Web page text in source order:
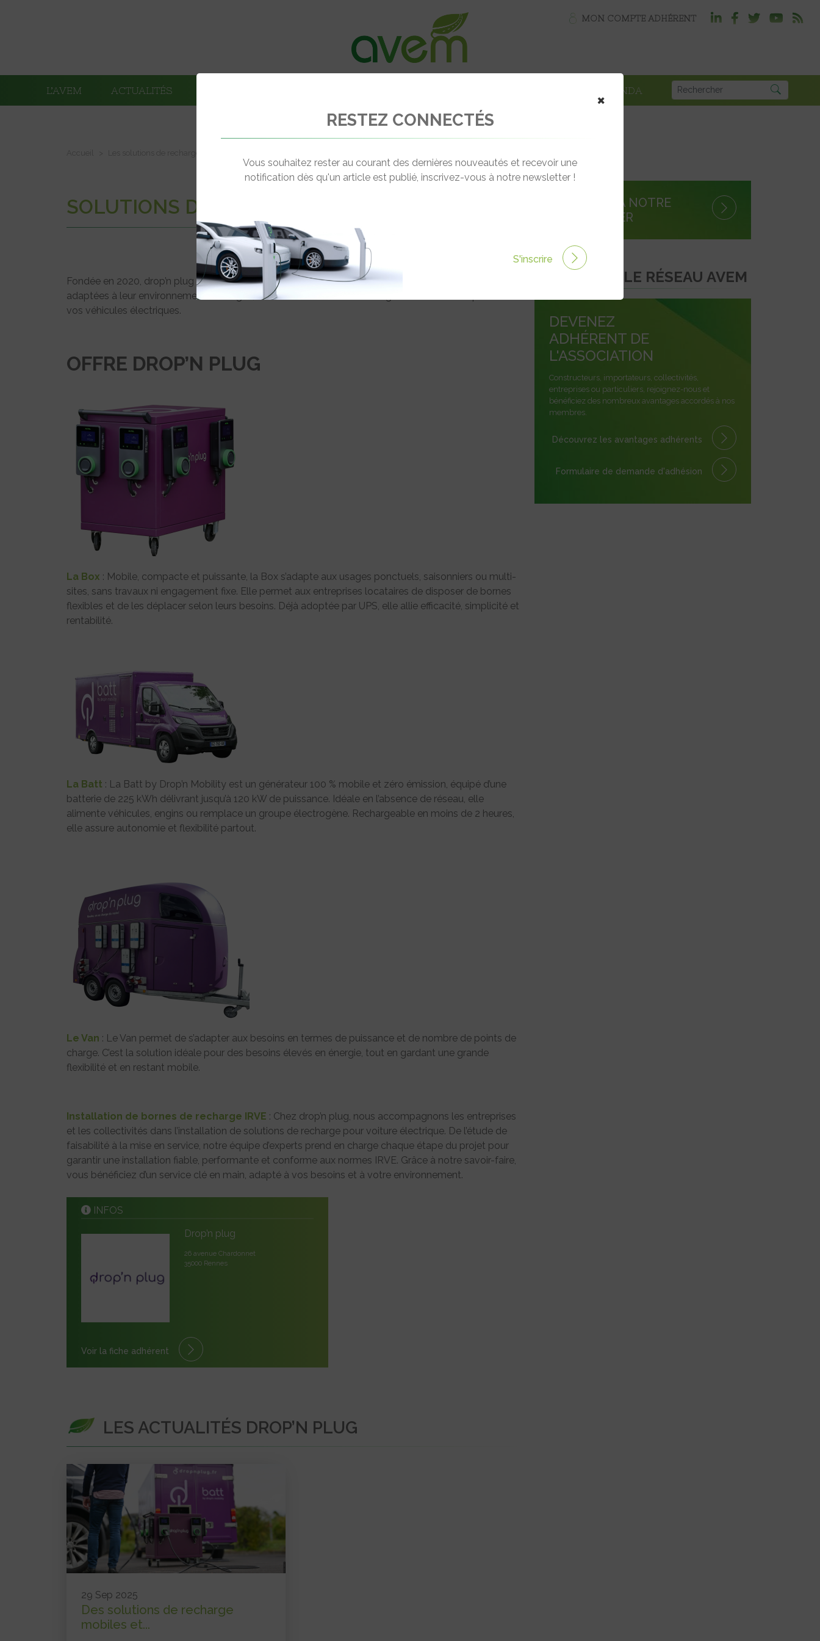
MON COMPTE ADHÉRENT
L’AVEM ACTUALITÉS AGENDA
SOLUTIONS DE DROP’N PLUG
Fondée en 2020, drop’n plug propose aux professionnels et collectivités des offres d’électromobilité
adaptées à leur environnement et usages, avec des solutions de recharge fixes et mobiles pour tous
vos véhicules électriques.
OFFRE DROP’N PLUG
La Box : Mobile, compacte et puissante, la Box s’adapte aux usages ponctuels, saisonniers ou multi-
sites, sans travaux ni engagement fixe. Elle permet aux entreprises locataires de disposer de bornes
flexibles et de les déplacer selon leurs besoins. Déjà adoptée par UPS, elle allie efficacité, simplicité et
rentabilité.
La Batt : La Batt by Drop’n Mobility est un générateur 100 % mobile et zéro émission, équipé d’une
batterie de 225 kWh délivrant jusqu’à 120 kW de puissance. Idéale en l’absence de réseau, elle
alimente véhicules, engins ou remplace un groupe électrogène. Rechargeable en moins de 2 heures,
elle assure autonomie et flexibilité partout.
Le Van : Le Van permet de s’adapter aux besoins en termes de puissance et de nombre de points de
charge. C’est la solution idéale pour des besoins élevés en énergie, tout en gardant une grande
flexibilité et en restant mobile.
Installation de bornes de recharge IRVE : Chez drop’n plug, nous accompagnons les entreprises
et les collectivités dans l’installation de solutions de recharge pour voiture électrique. De l’étude de
faisabilité à la mise en service, notre équipe d’experts prend en charge chaque étape du projet pour
garantir une installation fiable, performante et conforme aux normes IRVE. Grâce à notre savoir-faire,
vous bénéficiez d’un service clé en main, adapté à vos besoins et à votre environnement.
INFOS
Drop’n plug
26 avenue Chardonnet
35000 Rennes
Voir la fiche adhérent
LES ACTUALITÉS DROP’N PLUG
29 Sep 2025
Des solutions de recharge
mobiles et...
S'INSCRIRE À NOTRE
NEWSLETTER
REJOINDRE LE RÉSEAU AVEM
DEVENEZ
ADHÉRENT DE
L'ASSOCIATION
Constructeurs, importateurs, collectivités,
entreprises ou particuliers, rejoignez-nous et
bénéficiez des nombreux avantages accordés à nos
membres.
Découvrez les avantages adhérents
Formulaire de demande d'adhésion
×
RESTEZ CONNECTÉS
Vous souhaitez rester au courant des dernières nouveautés et recevoir une
notification dès qu'un article est publié, inscrivez-vous à notre newsletter !
S'inscrire